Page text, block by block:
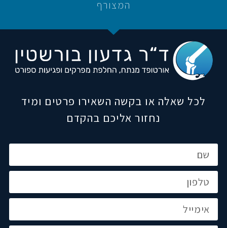
המצורף
לכל שאלה או בקשה השאירו פרטים ומיד
נחזור אליכם בהקדם